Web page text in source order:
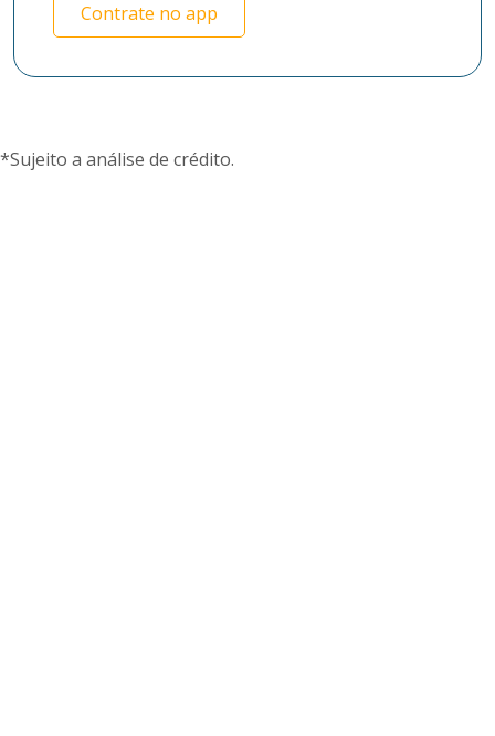
Contrate no app
*Sujeito a análise de crédito.